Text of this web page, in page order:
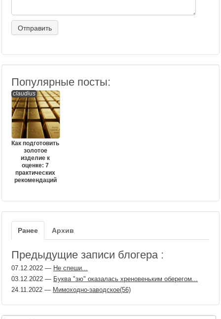
Популярные посты:
claudius
Как подготовить
золотое
изделие к
оценке: 7
практических
рекомендаций
Ранее Архив
Предыдущие записи блогера :
07.12.2022 — Не спеши...
03.12.2022 — Буква "зю" оказалась хреновеньким оберегом...
24.11.2022 — Мимоходно-заводское(56)